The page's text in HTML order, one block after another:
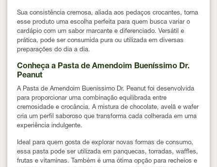
Sua consistência cremosa, aliada aos pedaços crocantes, torna
esse produto uma escolha perfeita para quem busca variar o
cardápio com um sabor marcante e diferenciado. Versátil e
prática, pode ser consumida pura ou utilizada em diversas
preparações do dia a dia.
Conheça a Pasta de Amendoim Bueníssimo Dr.
Peanut
A Pasta de Amendoim Bueníssimo Dr. Peanut foi desenvolvida
para proporcionar uma combinação equilibrada entre
cremosidade e crocância. A mistura de chocolate, avelã e wafer
cria um perfil saboroso que transforma cada colherada em uma
experiência indulgente.
Ideal para quem gosta de explorar novas formas de consumo,
essa pasta pode ser utilizada em panquecas, torradas, waffles,
frutas e vitaminas. Também é uma ótima opção para recheios e